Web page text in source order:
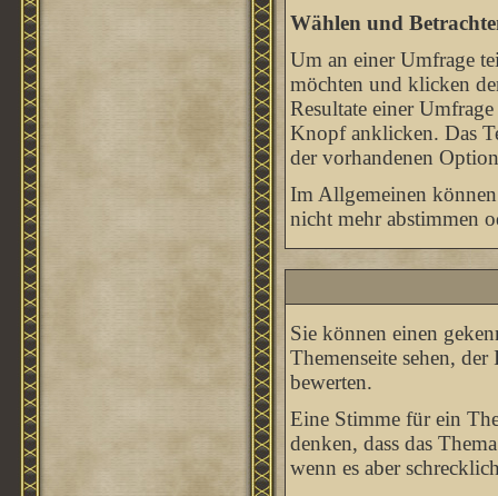
Wählen und
Um an einer Umfrage
möchten und klicken
Resultate einer
Knopf anklicken. Das
der vorhandenen
Im Allgemeinen
nicht mehr abstimmen
Sie können einen
Themenseite sehen,
bewerten.
Eine Stimme für ein
denken, dass das
wenn es aber